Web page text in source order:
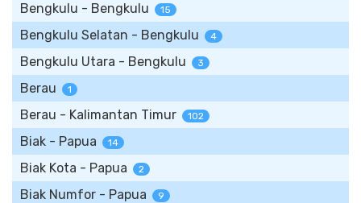
Bengkulu - Bengkulu 15
Bengkulu Selatan - Bengkulu 4
Bengkulu Utara - Bengkulu 3
Berau 1
Berau - Kalimantan Timur 102
Biak - Papua 14
Biak Kota - Papua 2
Biak Numfor - Papua 9